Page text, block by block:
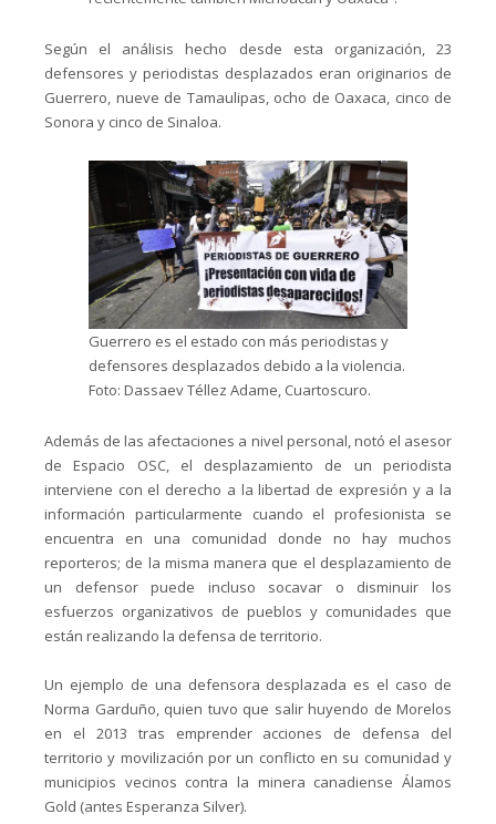
Según el análisis hecho desde esta organización, 23
defensores y periodistas desplazados eran originarios de
Guerrero, nueve de Tamaulipas, ocho de Oaxaca, cinco de
Sonora y cinco de Sinaloa.
Guerrero es el estado con más periodistas y
defensores desplazados debido a la violencia.
Foto: Dassaev Téllez Adame, Cuartoscuro.
Además de las afectaciones a nivel personal, notó el asesor
de Espacio OSC, el desplazamiento de un periodista
interviene con el derecho a la libertad de expresión y a la
información particularmente cuando el profesionista se
encuentra en una comunidad donde no hay muchos
reporteros; de la misma manera que el desplazamiento de
un defensor puede incluso socavar o disminuir los
esfuerzos organizativos de pueblos y comunidades que
están realizando la defensa de territorio.
Un ejemplo de una defensora desplazada es el caso de
Norma Garduño, quien tuvo que salir huyendo de Morelos
en el 2013 tras emprender acciones de defensa del
territorio y movilización por un conflicto en su comunidad y
municipios vecinos contra la minera canadiense Álamos
Gold (antes Esperanza Silver).